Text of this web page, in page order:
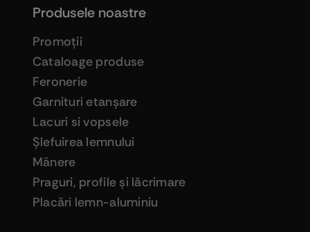
Produsele noastre
Promoţii
Cataloage produse
Feronerie
Garnituri etanşare
Lacuri si vopsele
Şlefuirea lemnului
Mânere
Praguri, profile şi lăcrimare
Placări lemn-aluminiu